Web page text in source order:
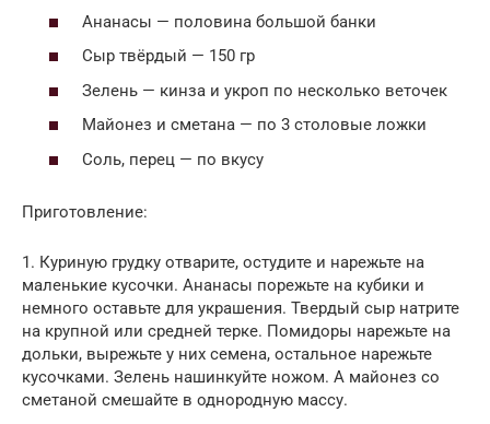
Ананасы — половина большой банки
Сыр твёрдый — 150 гр
Зелень — кинза и укроп по несколько веточек
Майонез и сметана — по 3 столовые ложки
Соль, перец — по вкусу
Приготовление:
1. Куриную грудку отварите, остудите и нарежьте на
маленькие кусочки. Ананасы порежьте на кубики и
немного оставьте для украшения. Твердый сыр натрите
на крупной или средней терке. Помидоры нарежьте на
дольки, вырежьте у них семена, остальное нарежьте
кусочками. Зелень нашинкуйте ножом. А майонез со
сметаной смешайте в однородную массу.